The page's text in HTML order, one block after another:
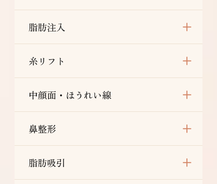
脂肪注入
糸リフト
中顔面・ほうれい線
鼻整形
脂肪吸引